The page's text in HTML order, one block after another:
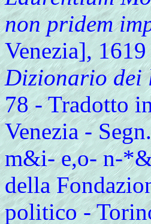
non pridem
Venezia],
Dizionario dei
78 - Tradotto
Venezia -
m&i- e,o- n-
della
politico -